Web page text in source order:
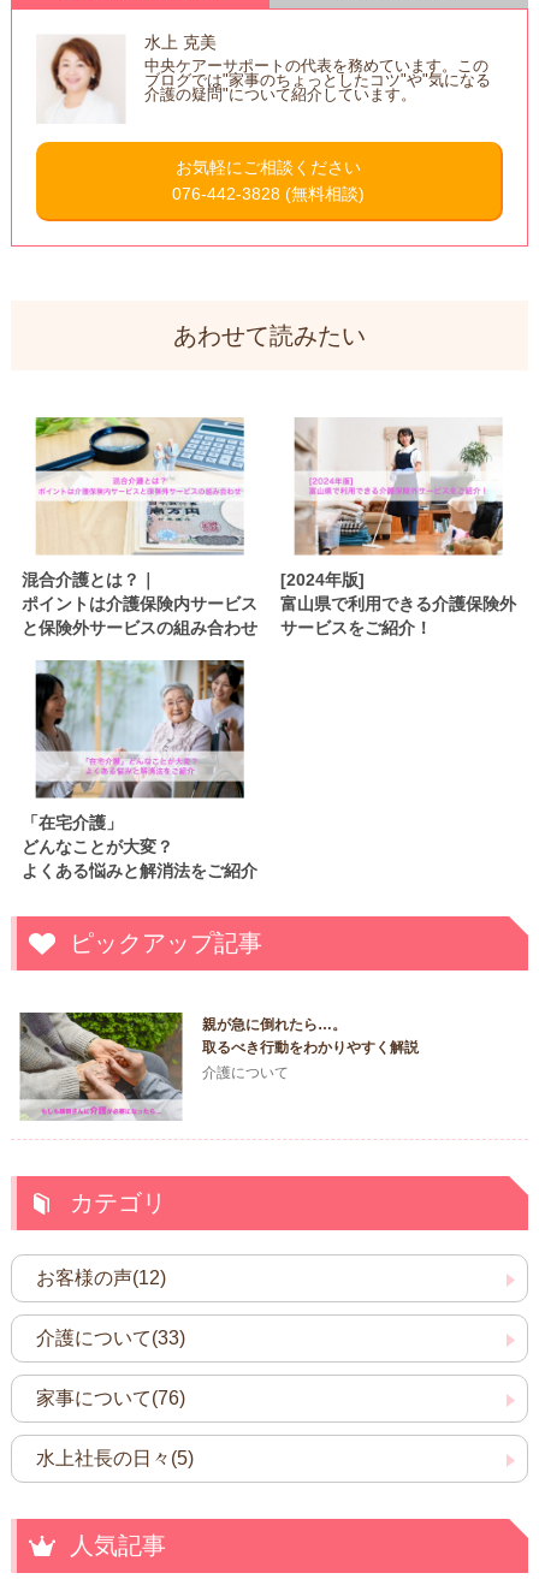
水上 克美
中央ケアーサポートの代表を務めています。この
ブログでは"家事のちょっとしたコツ"や"気になる
介護の疑問"について紹介しています。
お気軽にご相談ください
076-442-3828 (無料相談)
あわせて読みたい
混合介護とは？｜
ポイントは介護保険内サービス
と保険外サービスの組み合わせ
[2024年版]
富山県で利用できる介護保険外
サービスをご紹介！
「在宅介護」
どんなことが大変？
よくある悩みと解消法をご紹介
ピックアップ記事
親が急に倒れたら…。
取るべき行動をわかりやすく解説
介護について
カテゴリ
お客様の声(12)
介護について(33)
家事について(76)
水上社長の日々(5)
人気記事